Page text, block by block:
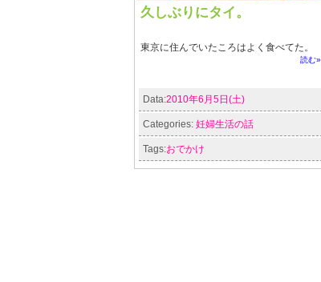
久しぶりにタイ。
東京に住んでいたころはよく食べてた。
読む»
Data:2010年6月5日(土)
Categories: 妊婦生活の話
Tags:おでかけ